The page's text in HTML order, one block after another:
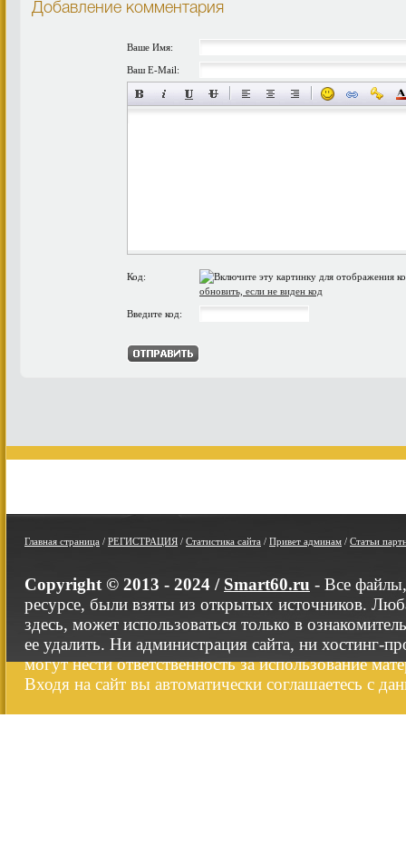
Добавление комментария
Ваше Имя:
Ваш E-Mail:
Код:
обновить, если не виден код
Введите код:
Главная страница / РЕГИСТРАЦИЯ / Статистика сайта / Привет админам / Статьи
Copyright © 2013 - 2024 / Smart60.ru - Все
ресурсе, были взяты из открытых источников.
здесь, может использоваться только в
ее удалить. Ни администрация сайта, ни хостинг-
могут нести ответственность за использование
Входя на сайт вы автоматически соглашаетесь с